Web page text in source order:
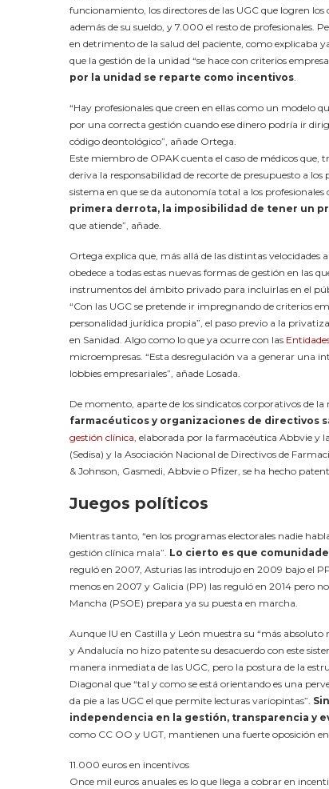
funcionamiento, los directores de las UGC que logren
además de su sueldo, y 7.000 el resto de profesionales.
en detrimento de la salud del paciente, como explicaba
que la gestión de la unidad “se hace con criterios
por la unidad se reparte como incentivos.
“Hay profesionales que creen en ellas como un modelo
por una correcta gestión cuando ese dinero podría ir
código deontológico”, añade Ortega.
Este miembro de OPAK cuenta el caso de médicos
deriva la responsabilidad de recorte de presupuesto a
sistema en que se da autonomía total a los
primera derrota, la imposibilidad de tener un
que atiende”, añade.
Ortega explica que, más allá de las distintas velocidades
obedece a todas estas nuevas formas de gestión en las
instrumentos del ámbito privado para incluirlas en el
“Con las UGC se pretende ir impregnando de criterios
personalidad jurídica propia”, el paso previo a la
en Sanidad. Algo como lo que ya ocurre con las
microempresas. “Esta desregulación va a generar una
lobbies empresariales”, añade Losada.
De momento, aparte de los sindicatos corporativos de
farmacéuticos y organizaciones de directivos
gestión clínica, elaborada por la farmacéutica Abbvie y la
(Sedisa) y la Asociación Nacional de Directivos de
& Johnson, Gasmedi, Abbvie o Pfizer, se ha hecho
Juegos políticos
Mientras tanto, “en los programas electorales nadie
gestión clínica mala”. Lo cierto es que
reguló en 2007, Asturias las introdujo en 2009 bajo el
menos en 2007 y Galicia (PP) las reguló en 2014 pero
Mancha (PSOE) prepara ya su puesta en marcha.
Aunque IU en Castilla y León muestra su “más
y Andalucía no hizo patente su desacuerdo con este
manera inmediata de las UGC, pero la postura de la
Diagonal que “tal y como se está orientando es una
da pie a las UGC el que permite lecturas variopintas”.
independencia en la gestión, transparencia y
como CC OO y UGT, mantienen una fuerte oposición
11.000 euros en incentivos
Once mil euros anuales es lo que llega a cobrar en